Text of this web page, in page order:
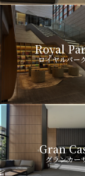
Royal
ロイヤルパー
Gran
グランカー